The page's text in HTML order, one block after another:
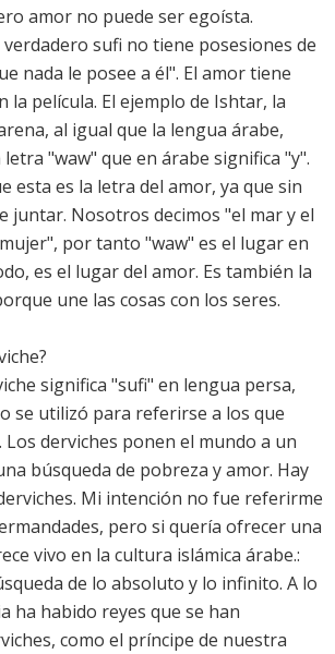
amor no puede ser egoísta.
sufi no tiene posesiones de
nada le posee a él". El amor tiene
la película. El ejemplo de Ishtar, la
al igual que la lengua árabe,
"waw" que en árabe significa "y".
esta es la letra del amor, ya que sin
juntar. Nosotros decimos "el mar y el
por tanto "waw" es el lugar en
es el lugar del amor. Es también la
une las cosas con los seres.
significa "sufi" en lengua persa,
se utilizó para referirse a los que
derviches ponen el mundo a un
búsqueda de pobreza y amor. Hay
Mi intención no fue referirme
pero si quería ofrecer una
vivo en la cultura islámica árabe.:
de lo absoluto y lo infinito. A lo
ha habido reyes que se han
como el príncipe de nuestra